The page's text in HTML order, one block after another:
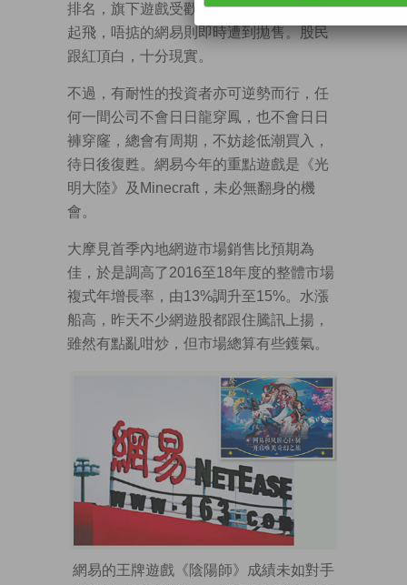
排名，旗下遊戲受歡迎的騰訊，股價自然
起飛，唔掂的網易則即時遭到拋售。股民
跟紅頂白，十分現實。
不過，有耐性的投資者亦可逆勢而行，任
何一間公司不會日日龍穿鳳，也不會日日
褲穿窿，總會有周期，不妨趁低潮買入，
待日後復甦。網易今年的重點遊戲是《光
明大陸》及Minecraft，未必無翻身的機
會。
大摩見首季內地網遊市場銷售比預期為
佳，於是調高了2016至18年度的整體市場
複式年增長率，由13%調升至15%。水漲
船高，昨天不少網遊股都跟住騰訊上揚，
雖然有點亂咁炒，但市場總算有些鑊氣。
網易的王牌遊戲《陰陽師》成績未如對手